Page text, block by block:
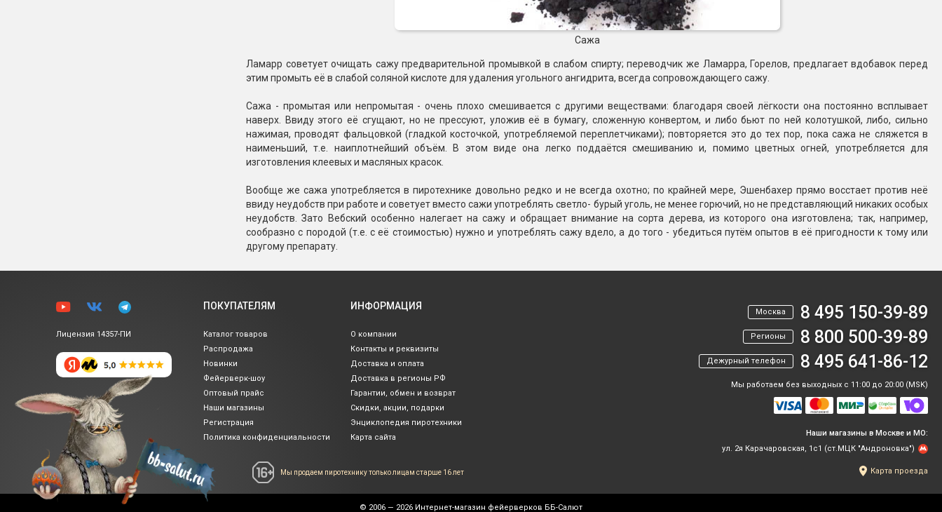
Сажа
Ламарр советует очищать сажу предварительной промывкой в слабом спирту; переводчик же Ламарра, Горелов, предлагает вдобавок перед
этим промыть её в слабой соляной кислоте для удаления угольного ангидрита, всегда сопровождающего сажу.
Сажа - промытая или непромытая - очень плохо смешивается с другими веществами: благодаря своей лёгкости она постоянно всплывает
наверх. Ввиду этого её сгущают, но не прессуют, уложив её в бумагу, сложенную конвертом, и либо бьют по ней колотушкой, либо, сильно
нажимая, проводят фальцовкой (гладкой косточкой, употребляемой переплетчиками); повторяется это до тех пор, пока сажа не сляжется в
наименьший, т.е. наиплотнейший объём. В этом виде она легко поддаётся смешиванию и, помимо цветных огней, употребляется для
изготовления клеевых и масляных красок.
Вообще же сажа употребляется в пиротехнике довольно редко и не всегда охотно; по крайней мере, Эшенбахер прямо восстает против неё
ввиду неудобств при работе и советует вместо сажи употреблять светло- бурый уголь, не менее горючий, но не представляющий никаких особых
неудобств. Зато Вебский особенно налегает на сажу и обращает внимание на сорта дерева, из которого она изготовлена; так, например,
сообразно с породой (т.е. с её стоимостью) нужно и употреблять сажу вдело, а до того - убедиться путём опытов в её пригодности к тому или
другому препарату.
Лицензия 14357-ПИ
ПОКУПАТЕЛЯМ
Каталог товаров
Распродажа
Новинки
Фейерверк-шоу
Оптовый прайс
Наши магазины
Регистрация
Политика конфиденциальности
ИНФОРМАЦИЯ
О компании
Контакты и реквизиты
Доставка и оплата
Доставка в регионы РФ
Гарантии, обмен и возврат
Скидки, акции, подарки
Энциклопедия пиротехники
Карта сайта
Мы продаем пиротехнику только лицам старше 16 лет
Москва 8 495 150-39-89
Регионы 8 800 500-39-89
Дежурный телефон 8 495 641-86-12
Мы работаем без выходных с 11:00 до 20:00 (MSK)
Наши магазины в Москве и МО:
ул. 2я Карачаровская, 1с1 (ст.МЦК "Андроновка")
Карта проезда
© 2006 — 2026 Интернет-магазин фейерверков ББ-Салют